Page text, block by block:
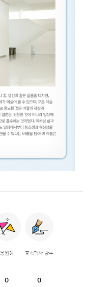
응원해
0
후속기사 강추
0